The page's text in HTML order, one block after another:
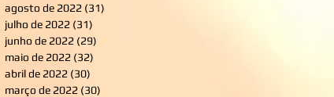
agosto de 2022 (31)
julho de 2022 (31)
junho de 2022 (29)
maio de 2022 (32)
abril de 2022 (30)
março de 2022 (30)